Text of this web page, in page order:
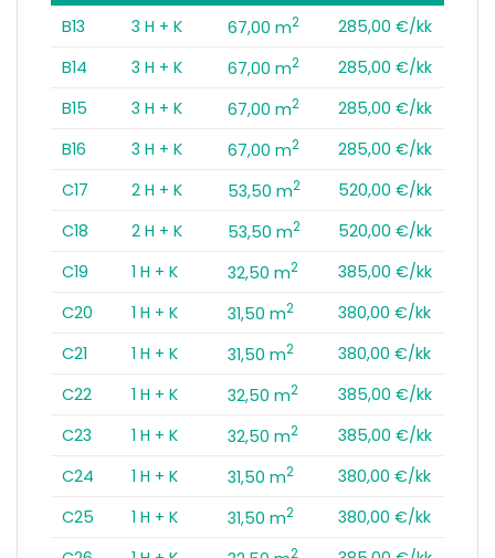
B13
3 H + K 67,00 m2
285,00 €/kk
B14
3 H + K 67,00 m2
285,00 €/kk
B15
3 H + K 67,00 m2
285,00 €/kk
B16
3 H + K 67,00 m2
285,00 €/kk
C17
2 H + K 53,50 m2
520,00 €/kk
C18
2 H + K 53,50 m2
520,00 €/kk
C19
1 H + K 32,50 m2
385,00 €/kk
C20
1 H + K 31,50 m2
380,00 €/kk
C21
1 H + K 31,50 m2
380,00 €/kk
C22
1 H + K 32,50 m2
385,00 €/kk
C23
1 H + K 32,50 m2
385,00 €/kk
C24
1 H + K 31,50 m2
380,00 €/kk
C25
1 H + K 31,50 m2
380,00 €/kk
2